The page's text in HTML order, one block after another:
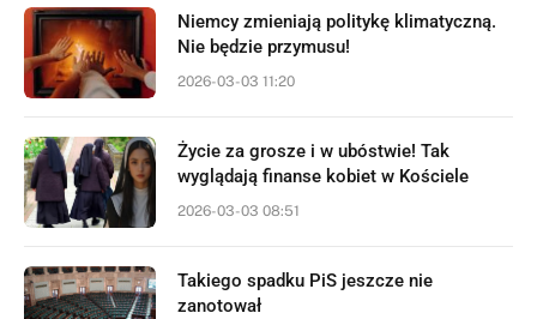
Niemcy zmieniają politykę klimatyczną.
Nie będzie przymusu!
2026-03-03 11:20
Życie za grosze i w ubóstwie! Tak
wyglądają finanse kobiet w Kościele
2026-03-03 08:51
Takiego spadku PiS jeszcze nie
zanotował